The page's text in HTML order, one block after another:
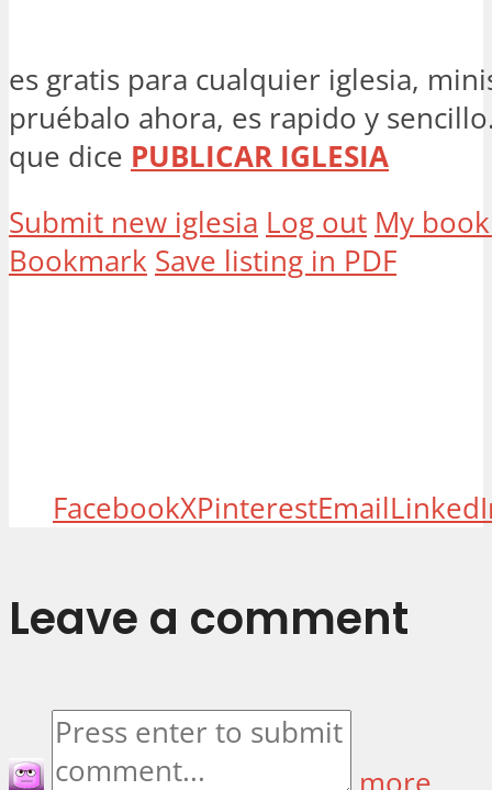
es gratis para cualquier iglesia,
pruébalo ahora, es rapido y
que dice PUBLICAR IGLESIA
Submit new iglesia Log out My
Bookmark Save listing in PDF
FacebookXPinterestEmail
Leave a comment